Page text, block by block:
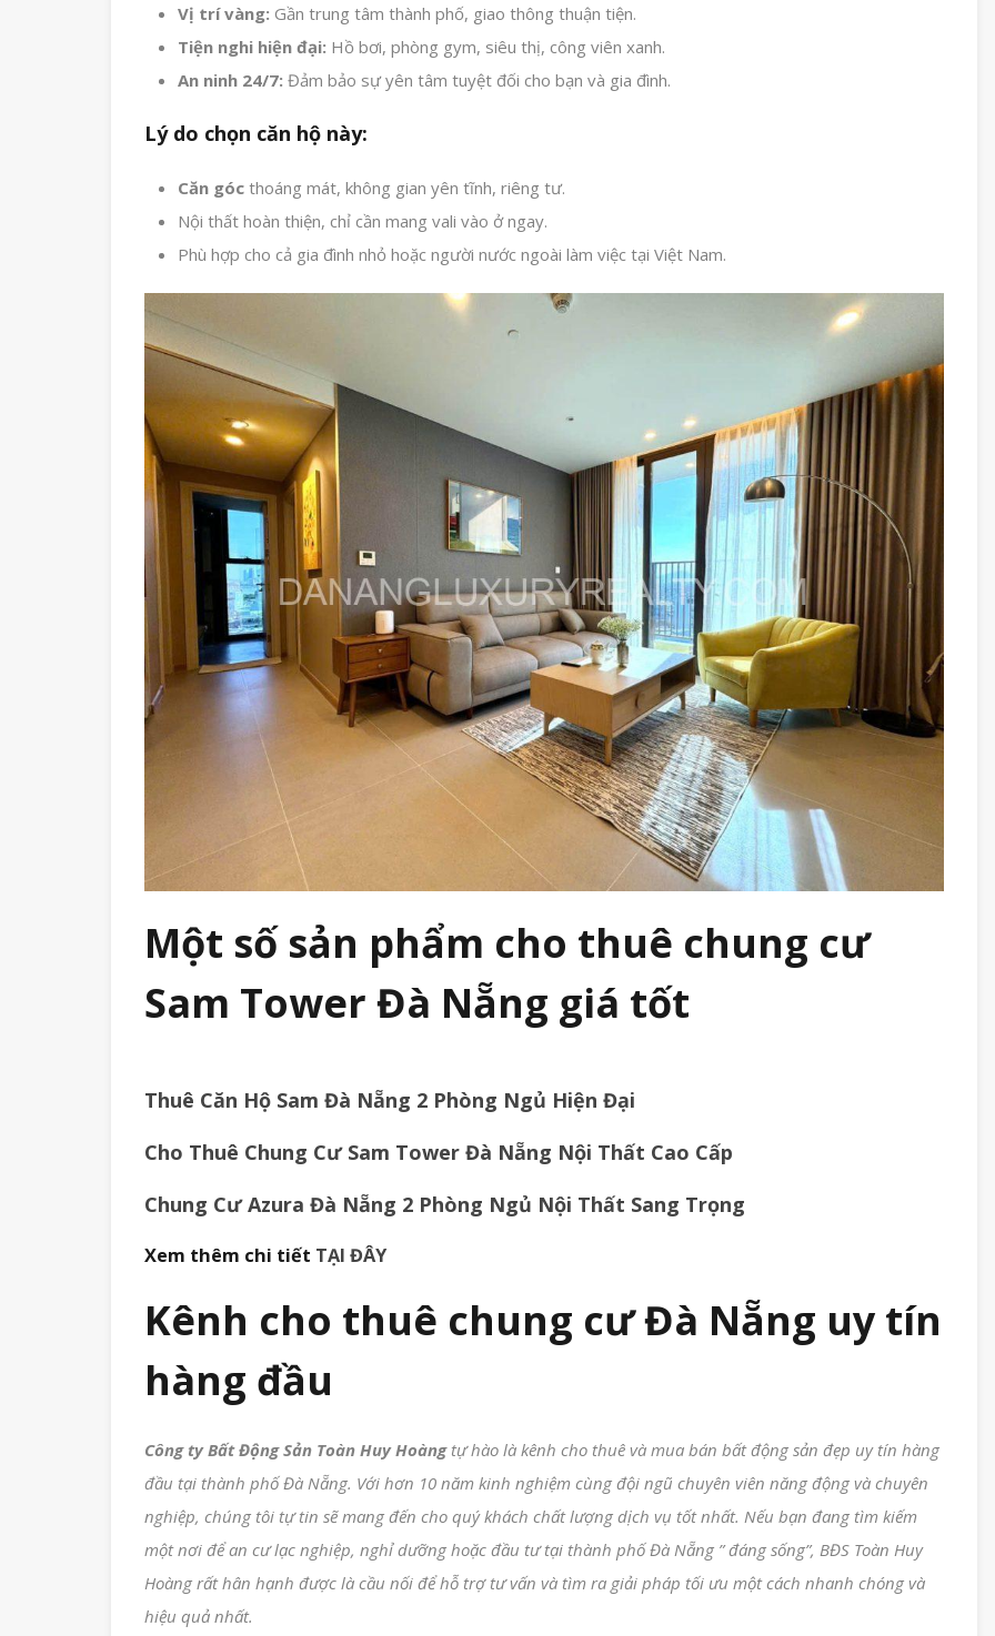
Vị trí vàng: Gần trung tâm thành phố, giao thông thuận tiện.
Tiện nghi hiện đại: Hồ bơi, phòng gym, siêu thị, công viên xanh.
An ninh 24/7: Đảm bảo sự yên tâm tuyệt đối cho bạn và gia đình.
Lý do chọn căn hộ này:
Căn góc thoáng mát, không gian yên tĩnh, riêng tư.
Nội thất hoàn thiện, chỉ cần mang vali vào ở ngay.
Phù hợp cho cả gia đình nhỏ hoặc người nước ngoài làm việc tại Việt Nam.
Một số sản phẩm cho thuê chung cư
Sam Tower Đà Nẵng giá tốt
Thuê Căn Hộ Sam Đà Nẵng 2 Phòng Ngủ Hiện Đại
Cho Thuê Chung Cư Sam Tower Đà Nẵng Nội Thất Cao Cấp
Chung Cư Azura Đà Nẵng 2 Phòng Ngủ Nội Thất Sang Trọng
Xem thêm chi tiết TẠI ĐÂY
Kênh cho thuê chung cư Đà Nẵng uy tín
hàng đầu
Công ty Bất Động Sản Toàn Huy Hoàngtự hào là kênh cho thuê và mua bán bất động sản đẹp uy tín hàng
đầu tại thành phố Đà Nẵng. Với hơn 10 năm kinh nghiệm cùng đội ngũ chuyên viên năng động và chuyên
nghiệp, chúng tôi tự tin sẽ mang đến cho quý khách chất lượng dịch vụ tốt nhất. Nếu bạn đang tìm kiếm
một nơi để an cư lạc nghiệp, nghỉ dưỡng hoặc đầu tư tại thành phố Đà Nẵng ” đáng sống”, BĐS Toàn Huy
Hoàng rất hân hạnh được là cầu nối để hỗ trợ tư vấn và tìm ra giải pháp tối ưu một cách nhanh chóng và
hiệu quả nhất.